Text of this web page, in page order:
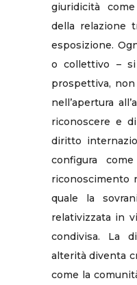
giuridicità
della relazione
esposizione.
o collettivo – si
prospettiva, non
nell’apertura
riconoscere e
diritto
configura
riconoscimento
quale la
relativizzata in
condivisa. La
alterità diventa
come la